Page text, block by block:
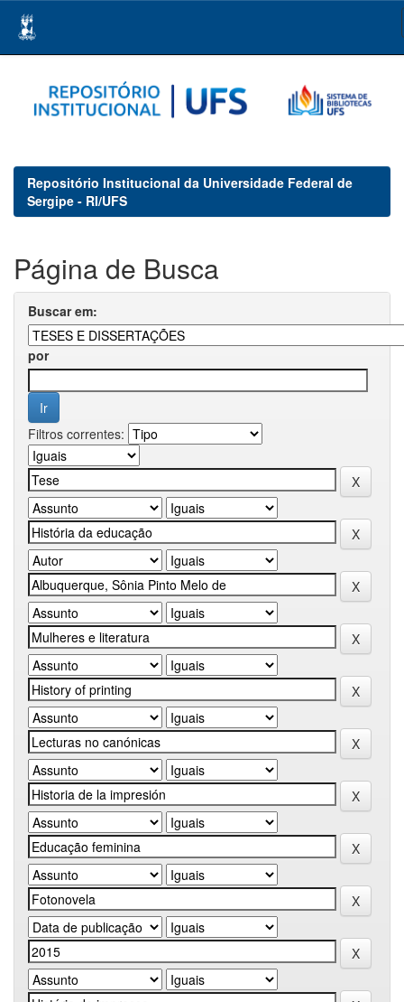
navigation
Repositório Institucional da Universidade Federal de
Sergipe - RI/UFS
Página de Busca
Buscar em:
por
Filtros correntes: